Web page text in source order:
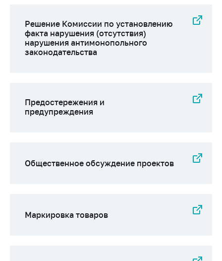
Решение Комиссии по установлению
факта нарушения (отсутствия)
нарушения антимонопольного
законодательства
Предостережения и
предупреждения
Общественное обсуждение проектов
Маркировка товаров